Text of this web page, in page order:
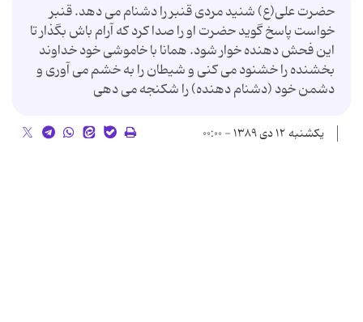
حضرت علی(ع) شنید مردی قنبر را دشنام می دهد. قنبر
خواست پاسخ گوید حضرت او را صدا کرد که آرام باش بگذار تا
این فحش دهنده خوار شود. همانا با خاموشی خود خداوند
بخشنده را خشنود می کنی و شیطان را به خشم می آوری و
دشمن خود (دشنام دهنده) را شکنجه می دهی
یکشنبه ۱۲ دی ۱۳۸۹ - ۰۰:۰۰